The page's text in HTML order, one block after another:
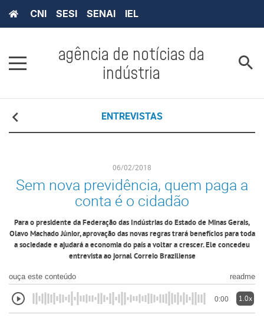
CNI SESI SENAI IEL
agência de notícias da
indústria
ENTREVISTAS
06/02/2018
Sem nova previdência, quem paga a
conta é o cidadão
Para o presidente da Federação das Indústrias do Estado de Minas Gerais,
Olavo Machado Júnior, aprovação das novas regras trará benefícios para toda
a sociedade e ajudará a economia do país a voltar a crescer. Ele concedeu
entrevista ao jornal Correio Braziliense
ouça este conteúdo readme
0:00 1.0x